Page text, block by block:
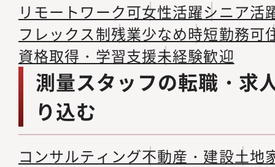
リモートワーク可女性活躍シニア活
フレックス制残業少なめ時短勤務可
資格取得・学習支援未経験歓迎
測量スタッフの転職・求
り込む
コンサルティング不動産・建設土地